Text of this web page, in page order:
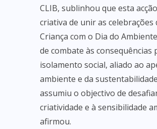
CLIB, sublinhou que esta
criativa de unir as celebrações
Criança com o Dia do
de combate às consequências
isolamento social, aliado ao
ambiente e da
assumiu o objectivo de
criatividade e à sensibilidade
afirmou.